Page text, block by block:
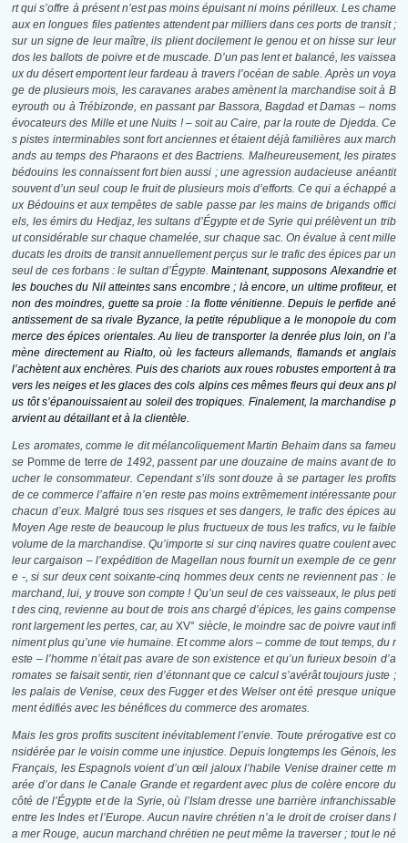
rt qui s’offre à présent n’est pas moins épuisant ni moins périlleux. Les chame
aux en longues files patientes attendent par milliers dans ces ports de transit ;
sur un signe de leur maître, ils plient docilement le genou et on hisse sur leur
dos les ballots de poivre et de muscade. D’un pas lent et balancé, les vaissea
ux du désert emportent leur fardeau à travers l’océan de sable. Après un voya
ge de plusieurs mois, les caravanes arabes amènent la marchandise soit à B
eyrouth ou à Trébizonde, en passant par Bassora, Bagdad et Damas – noms
évocateurs des Mille et une Nuits ! – soit au Caire, par la route de Djedda. Ce
s pistes interminables sont fort anciennes et étaient déjà familières aux march
ands au temps des Pharaons et des Bactriens. Malheureusement, les pirates
bédouins les connaissent fort bien aussi ; une agression audacieuse anéantit
souvent d’un seul coup le fruit de plusieurs mois d’efforts. Ce qui a échappé a
ux Bédouins et aux tempêtes de sable passe par les mains de brigands offici
els, les émirs du Hedjaz, les sultans d’Égypte et de Syrie qui prélèvent un trib
ut considérable sur chaque chamelée, sur chaque sac. On évalue à cent mille
ducats les droits de transit annuellement perçus sur le trafic des épices par un
seul de ces forbans : le sultan d’Égypte.Maintenant, supposons Alexandrie et
les bouches du Nil atteintes sans encombre ; là encore, un ultime profiteur, et
non des moindres, guette sa proie : la flotte vénitienne. Depuis le perfide ané
antissement de sa rivale Byzance, la petite république a le monopole du com
merce des épices orientales. Au lieu de transporter la denrée plus loin, on l’a
mène directement au Rialto, où les facteurs allemands, flamands et anglais
l’achètent aux enchères. Puis des chariots aux roues robustes emportent à tra
vers les neiges et les glaces des cols alpins ces mêmes fleurs qui deux ans pl
us tôt s’épanouissaient au soleil des tropiques. Finalement, la marchandise p
arvient au détaillant et à la clientèle.
Les aromates, comme le dit mélancoliquement Martin Behaim dans sa fameu
se Pomme de terre de 1492, passent par une douzaine de mains avant de to
ucher le consommateur. Cependant s’ils sont douze à se partager les profits
de ce commerce l’affaire n’en reste pas moins extrêmement intéressante pour
chacun d’eux. Malgré tous ses risques et ses dangers, le trafic des épices au
Moyen Age reste de beaucoup le plus fructueux de tous les trafics, vu le faible
volume de la marchandise. Qu’importe si sur cinq navires quatre coulent avec
leur cargaison – l’expédition de Magellan nous fournit un exemple de ce genr
e -, si sur deux cent soixante-cinq hommes deux cents ne reviennent pas : le
marchand, lui, y trouve son compte ! Qu’un seul de ces vaisseaux, le plus peti
t des cinq, revienne au bout de trois ans chargé d’épices, les gains compense
ront largement les pertes, car, auXV° siècle, le moindre sac de poivre vaut infi
niment plus qu’une vie humaine. Et comme alors – comme de tout temps, du r
este – l’homme n’était pas avare de son existence et qu’un furieux besoin d’a
romates se faisait sentir, rien d’étonnant que ce calcul s’avérât toujours juste ;
les palais de Venise, ceux des Fugger et des Welser ont été presque unique
ment édifiés avec les bénéfices du commerce des aromates.
Mais les gros profits suscitent inévitablement l’envie. Toute prérogative est co
nsidérée par le voisin comme une injustice. Depuis longtemps les Génois, les
Français, les Espagnols voient d’un œil jaloux l’habile Venise drainer cette m
arée d’or dans le Canale Grande et regardent avec plus de colère encore du
côté de l’Égypte et de la Syrie, où l’Islam dresse une barrière infranchissable
entre les Indes et l’Europe. Aucun navire chrétien n’a le droit de croiser dans l
a mer Rouge, aucun marchand chrétien ne peut même la traverser ; tout le né